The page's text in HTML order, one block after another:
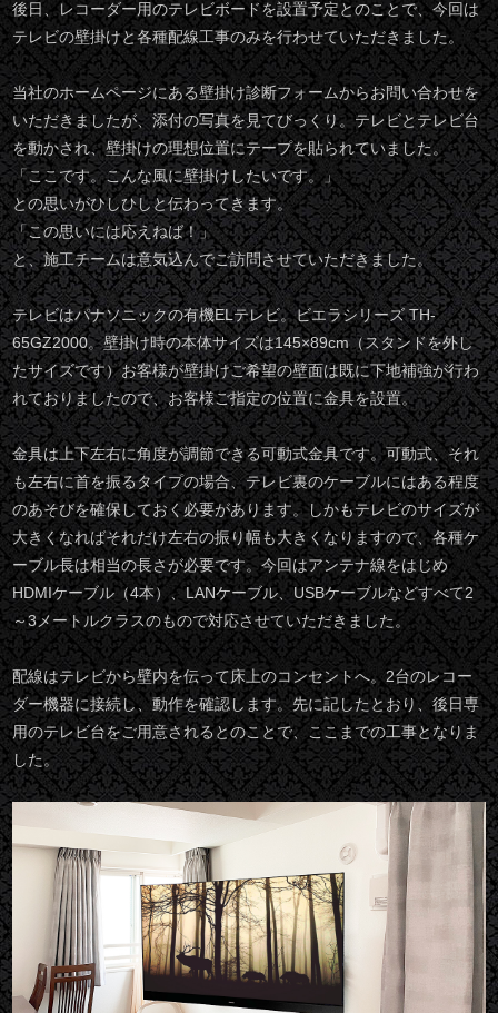
後日、レコーダー用のテレビボードを設置予定とのことで、今回は
テレビの壁掛けと各種配線工事のみを行わせていただきました。
当社のホームページにある壁掛け診断フォームからお問い合わせを
いただきましたが、添付の写真を見てびっくり。テレビとテレビ台
を動かされ、壁掛けの理想位置にテープを貼られていました。
「ここです。こんな風に壁掛けしたいです。」
との思いがひしひしと伝わってきます。
「この思いには応えねば！」
と、施工チームは意気込んでご訪問させていただきました。
テレビはパナソニックの有機ELテレビ。ビエラシリーズ TH-
65GZ2000。壁掛け時の本体サイズは145×89cm（スタンドを外し
たサイズです）お客様が壁掛けご希望の壁面は既に下地補強が行わ
れておりましたので、お客様ご指定の位置に金具を設置。
金具は上下左右に角度が調節できる可動式金具です。可動式、それ
も左右に首を振るタイプの場合、テレビ裏のケーブルにはある程度
のあそびを確保しておく必要があります。しかもテレビのサイズが
大きくなればそれだけ左右の振り幅も大きくなりますので、各種ケ
ーブル長は相当の長さが必要です。今回はアンテナ線をはじめ
HDMIケーブル（4本）、LANケーブル、USBケーブルなどすべて2
～3メートルクラスのもので対応させていただきました。
配線はテレビから壁内を伝って床上のコンセントへ。2台のレコー
ダー機器に接続し、動作を確認します。先に記したとおり、後日専
用のテレビ台をご用意されるとのことで、ここまでの工事となりま
した。